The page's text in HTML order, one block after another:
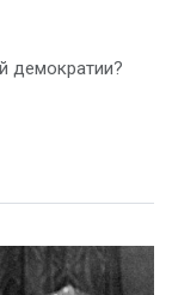
демократии?